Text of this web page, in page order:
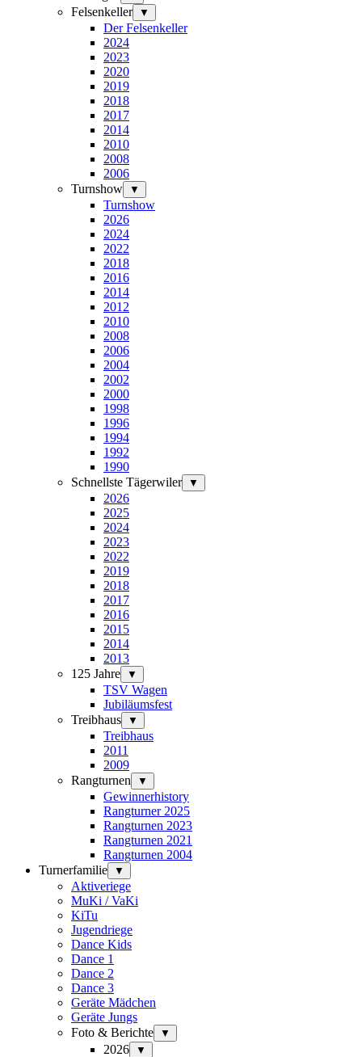
Felsenkeller ▼
Der Felsenkeller
2024
2023
2020
2019
2018
2017
2014
2010
2008
2006
Turnshow
▼
Turnshow
2026
2024
2022
2018
2016
2014
2012
2010
2008
2006
2004
2002
2000
1998
1996
1994
1992
1990
Schnellste Tägerwiler
▼
2026
2025
2024
2023
2022
2019
2018
2017
2016
2015
2014
2013
125 Jahre
▼
TSV Wagen
Jubiläumsfest
Treibhaus
▼
Treibhaus
2011
2009
Rangturnen
▼
Gewinnerhistory
Rangturner 2025
Rangturnen 2023
Rangturnen 2021
Rangturnen 2004
Turnerfamilie
▼
Aktiveriege
MuKi / VaKi
KiTu
Jugendriege
Dance Kids
Dance 1
Dance 2
Dance 3
Geräte Mädchen
Geräte Jungs
Foto & Berichte
▼
2026 ▼